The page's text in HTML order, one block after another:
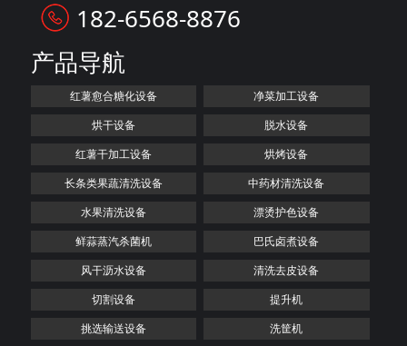
182-6568-8876
产品导航
红薯愈合糖化设备
净菜加工设备
烘干设备
脱水设备
红薯干加工设备
烘烤设备
长条类果蔬清洗设备
中药材清洗设备
水果清洗设备
漂烫护色设备
鲜蒜蒸汽杀菌机
巴氏卤煮设备
风干沥水设备
清洗去皮设备
切割设备
提升机
挑选输送设备
洗筐机